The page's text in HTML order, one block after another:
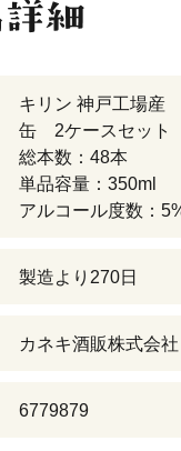
キリン 神戸工場
缶 2ケースセット
総本数：48本
単品容量：350ml
アルコール度数：
製造より270日
カネキ酒販株式会社
6779879